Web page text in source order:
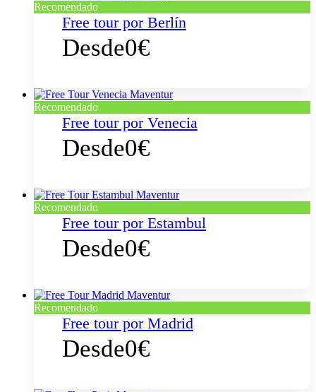
Recomendado
Free tour por Berlín
Desde0€
Recomendado
Free tour por Venecia
Desde0€
Recomendado
Free tour por Estambul
Desde0€
Recomendado
Free tour por Madrid
Desde0€